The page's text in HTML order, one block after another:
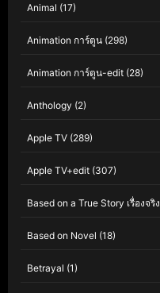
Animal (17)
Animation การ์ตูน (298)
Animation การ์ตูน-edit (28)
Anthology (2)
Apple TV (289)
Apple TV+edit (307)
Based on a True Story เรื่องจริง
Based on Novel (18)
Betrayal (1)